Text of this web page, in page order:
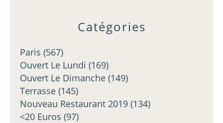
Catégories
Paris (567)
Ouvert Le Lundi (169)
Ouvert Le Dimanche (149)
Terrasse (145)
Nouveau Restaurant 2019 (134)
<20 Euros (97)